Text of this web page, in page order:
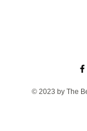
© 2023 by The